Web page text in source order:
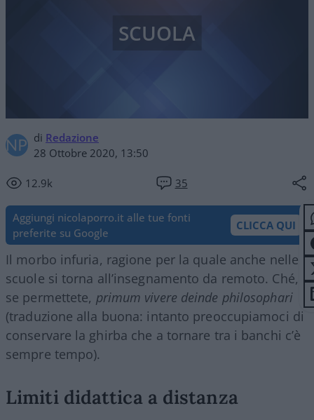
di Redazione
28 Ottobre 2020, 13:50
12.9k 35
SCUOLA
Aggiungi nicolaporro.it alle tue fonti
preferite su Google
CLICCA QUI
Il morbo infuria, ragione per la quale anche nelle
scuole si torna all’insegnamento da remoto. Ché,
se permettete, primum vivere deinde philosophari
(traduzione alla buona: intanto preoccupiamoci di
conservare la ghirba che a tornare tra i banchi c’è
sempre tempo).
Limiti didattica a distanza